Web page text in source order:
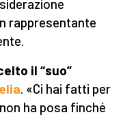
rappresentante
il “suo”
. «Ci hai fatti per
ha posa finché